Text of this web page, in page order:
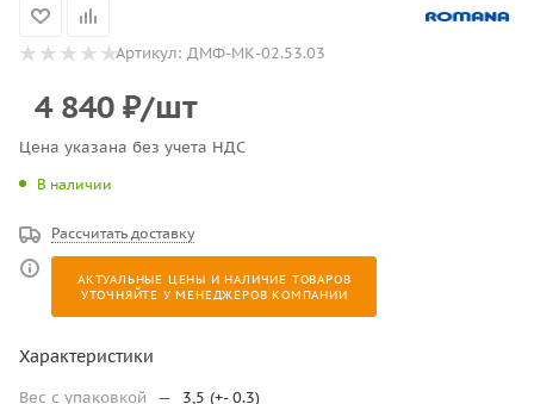
Артикул: ДМФ-МК-02.53.03
4 840 ₽/шт
Цена указана без учета НДС
В наличии
Рассчитать доставку
АКТУАЛЬНЫЕ ЦЕНЫ И НАЛИЧИЕ ТОВАРОВ
УТОЧНЯЙТЕ У МЕНЕДЖЕРОВ КОМПАНИИ
Характеристики
Вес с упаковкой —
3,5 (+- 0.3)